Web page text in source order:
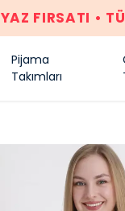
YAZ FIRSATI •
Pijama
Takımları